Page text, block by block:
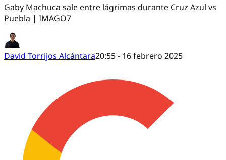
Gaby Machuca sale entre lágrimas durante Cruz Azul vs
Puebla | IMAGO7
David Torrijos Alcántara20:55 - 16 febrero 2025